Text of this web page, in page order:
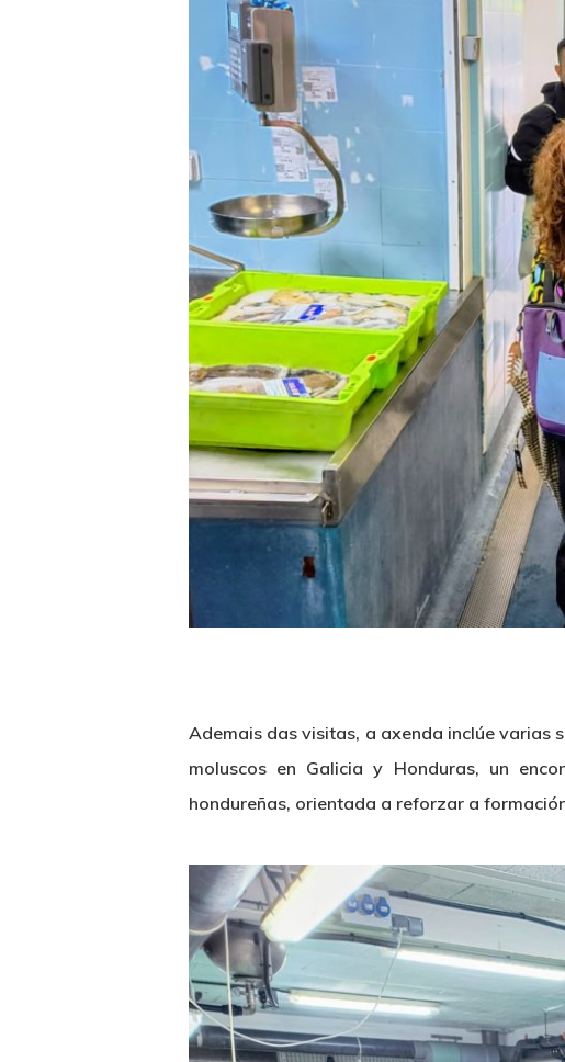
Ademais das visitas, a axenda inclúe varias
moluscos en Galicia y Honduras, un
hondureñas, orientada a reforzar a